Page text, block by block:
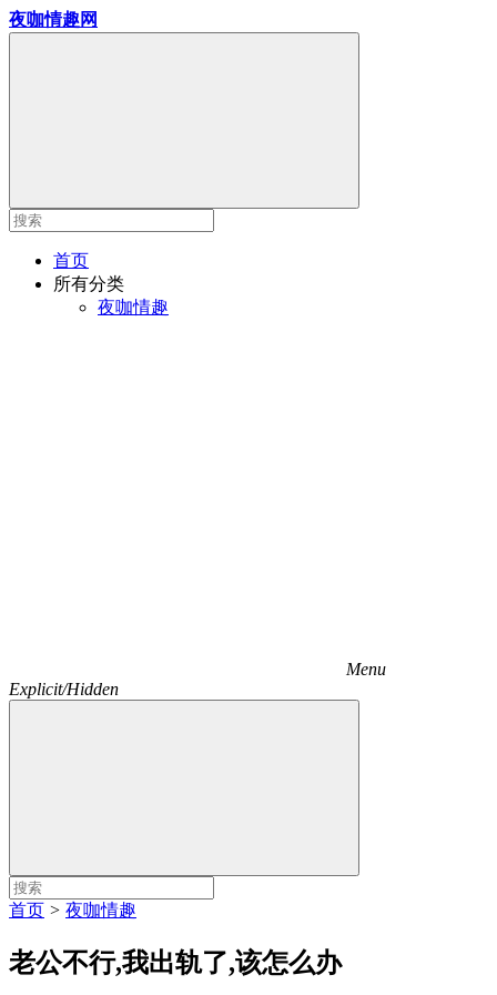
夜咖情趣网
首页
所有分类
夜咖情趣
Menu
Explicit/Hidden
首页 > 夜咖情趣
老公不行,我出轨了,该怎么办